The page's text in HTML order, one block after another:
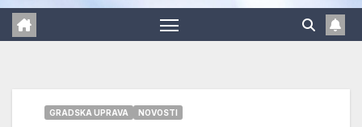
GRADSKA UPRAVA NOVOSTI